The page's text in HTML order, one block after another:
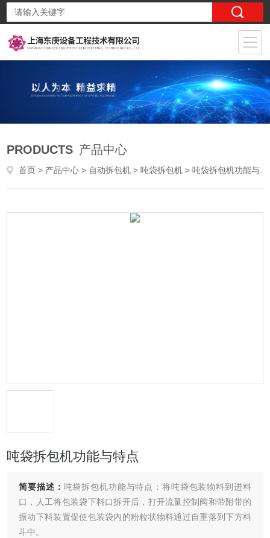
PRODUCTS 产品中心
首页 > 产品中心 > 自动拆包机 >吨袋拆包机 > 吨袋拆包机功能与特点
吨袋拆包机功能与特点
简要描述： 吨袋拆包机功能与特点：将吨袋包装物料到进料
口，人工将包装袋下料口拆开后，打开流量控制阀和带附带的
振动下料装置促使包装袋内的粉粒状物料通过自重落到下方料
斗中。